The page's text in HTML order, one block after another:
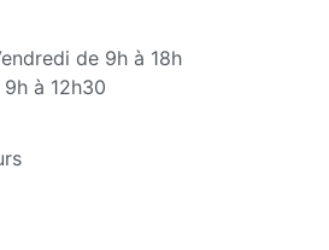
de 9h à 18h
à 12h30